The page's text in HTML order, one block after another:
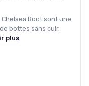
Boot sont une
bottes sans cuir,
plus